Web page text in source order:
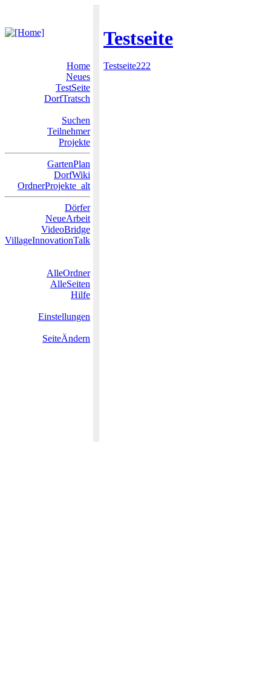
Testseite
Home
Neues
TestSeite
DorfTratsch
Suchen
Teilnehmer
Projekte
GartenPlan
DorfWiki
OrdnerProjekte_alt
Dörfer
NeueArbeit
VideoBridge
VillageInnovationTalk
AlleOrdner
AlleSeiten
Hilfe
Einstellungen
SeiteÄndern
Testseite222